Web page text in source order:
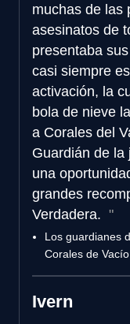
muchas de las
asesinatos de
presentaba
casi siempre
activación, la
bola de nieve
a Corales del
Guardián de la
una
grandes
Verdadera.
Los guardianes
Corales de
Ivern